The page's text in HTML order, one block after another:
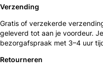
Verzending
Gratis of verzekerde
geleverd tot aan je voordeur.
bezorgafspraak met 3–4 uur
Retourneren